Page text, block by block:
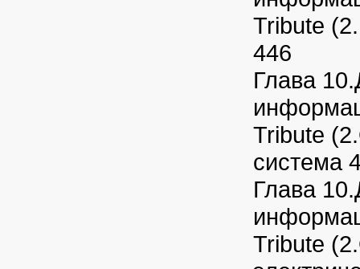
Tribute
446
Глава
Tribute
система
Глава
Tribute